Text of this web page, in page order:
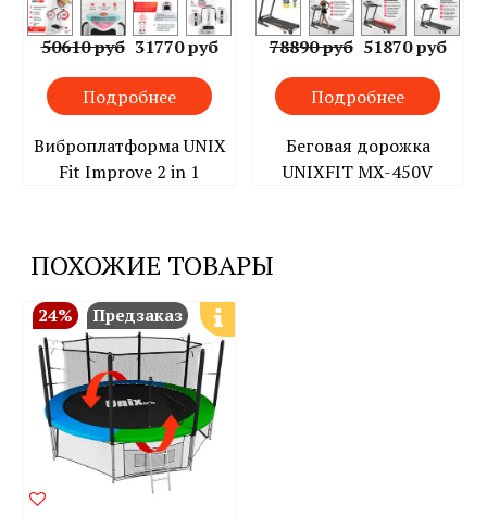
50610 руб 31770 руб
Подробнее
Виброплатформа UNIX
Fit Improve 2 in 1
78890 руб 51870 руб
Подробнее
Беговая дорожка
UNIXFIT MX-450V
ПОХОЖИЕ ТОВАРЫ
24% Предзаказ